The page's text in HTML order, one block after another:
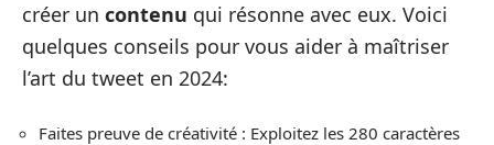
créer un contenu qui résonne avec eux. Voici
quelques conseils pour vous aider à maîtriser
l’art du tweet en 2024:
Faites preuve de créativité : Exploitez les 280 caractères